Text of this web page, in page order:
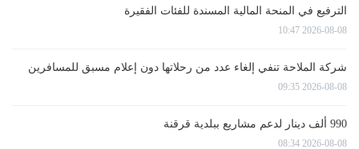
الترفيع في المنحة المالية المسندة للفئات الفقيرة
2026-08-08 10:47
شركة الملاحة تنفي إلغاء عدد من رحلاتها دون إعلام مسبق للمسافرين
2026-08-08 09:35
990 ألف دينار لدعم مشاريع ببلدية قرقنة
2026-08-08 08:34